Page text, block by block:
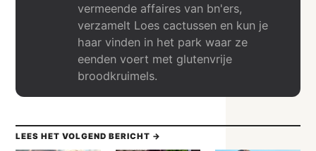
vermeende affaires van bn'ers,
verzamelt Loes cactussen en kun je
haar vinden in het park waar ze
eenden voert met glutenvrije
broodkruimels.
LEES HET VOLGEND BERICHT →